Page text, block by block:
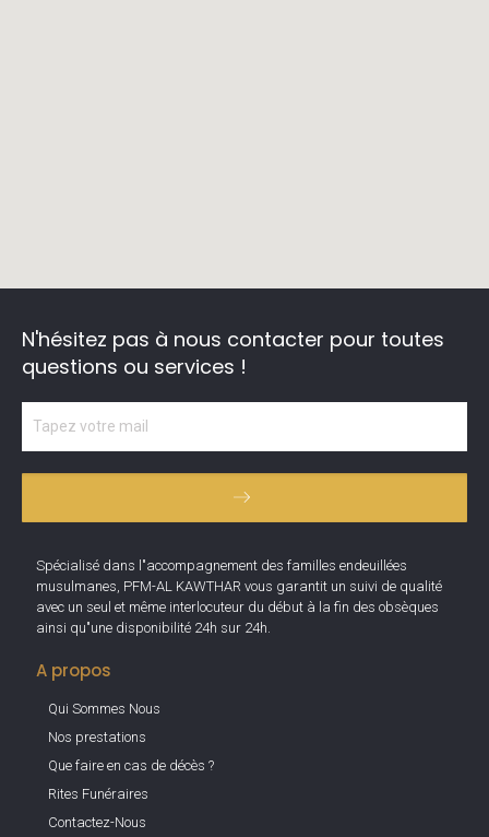
N'hésitez pas à nous contacter pour toutes
questions ou services !
Spécialisé dans l"accompagnement des familles endeuillées
musulmanes, PFM-AL KAWTHAR vous garantit un suivi de qualité
avec un seul et même interlocuteur du début à la fin des obsèques
ainsi qu"une disponibilité 24h sur 24h.
A propos
Qui Sommes Nous
Nos prestations
Que faire en cas de décès ?
Rites Funéraires
Contactez-Nous